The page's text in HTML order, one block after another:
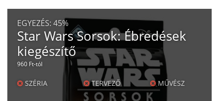
EGYEZÉS: 45%
Star Wars Sorsok: Ébredések
kiegészítő
960 Ft-tól
SZÉRIA TERVEZŐ MŰVÉSZ